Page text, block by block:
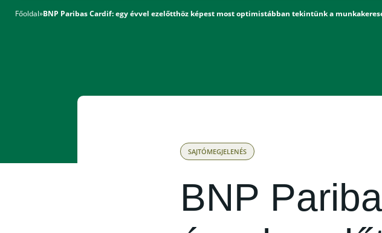
Főoldal»BNP Paribas Cardif: egy évvel ezelőtthöz képest most optimistábban tekintünk a
SAJTÓMEGJELENÉS
BNP